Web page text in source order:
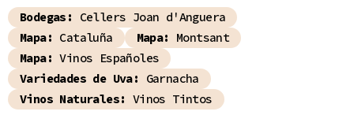
Bodegas:
Cellers Joan d'Anguera
Mapa: Cataluña Mapa:
Montsant
Mapa: Vinos Españoles
Variedades de Uva:
Garnacha
Vinos Naturales: Vinos Tintos